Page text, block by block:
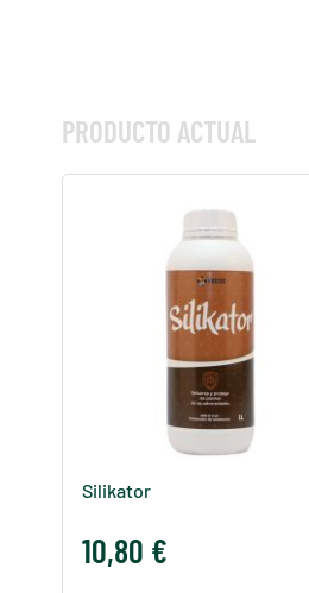
PRODUCTO ACTUAL
Silikator
10,80 €